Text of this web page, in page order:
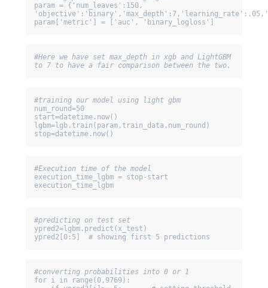
param = {'num_leaves':150,
param['metric'] = ['auc', 'binary_logloss']
#Here we have set max_depth in xgb and LightGBM
to 7 to have a fair comparison between the two.
num_round=50
start=datetime.now()
lgbm=lgb.train(param,train_data,num_round)
stop=datetime.now()
execution_time_lgbm = stop-start
execution_time_lgbm
ypred2=lgbm.predict(x_test)
ypred2[0:5]  # showing first 5 predictions
for i in range(0,9769):